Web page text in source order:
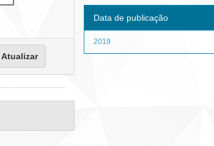
Data de publicação
2019